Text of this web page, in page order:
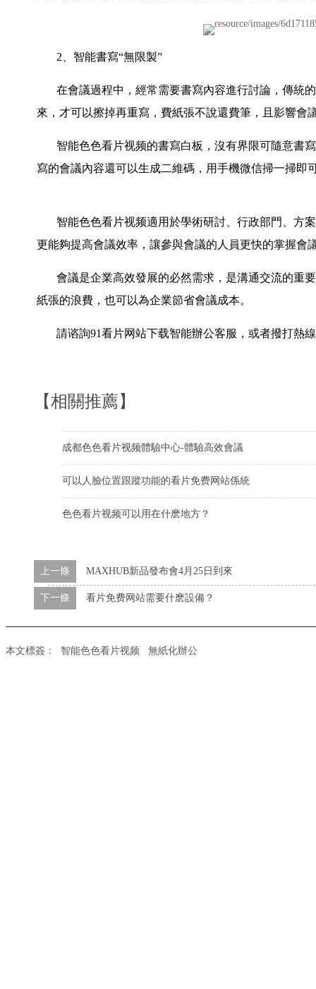
2、智能書寫“無限製”
在會議過程中，經常需要書寫內容進行討論，傳統
來，才可以擦掉再重寫，費紙張不說還費筆，且影響會
智能色色看片视频的書寫白板，沒有界限可隨意書
寫的會議內容還可以生成二維碼，用手機微信掃一掃即
智能色色看片视频適用於學術研討、行政部門、方
更能夠提高會議效率，讓參與會議的人員更快的掌握會
會議是企業高效發展的必然需求，是溝通交流的重
紙張的浪費，也可以為企業節省會議成本。
請谘詢91看片网站下载智能辦公客服，或者撥打熱
【相關推薦】
成都色色看片视频體驗中心-體驗高效會議
可以人臉位置跟蹤功能的看片免费网站係統
色色看片视频可以用在什麽地方？
上一條 MAXHUB新品發布會4月25日到來
下一條 看片免费网站需要什麽設備？
本文標簽： 智能色色看片视频 無紙化辦公